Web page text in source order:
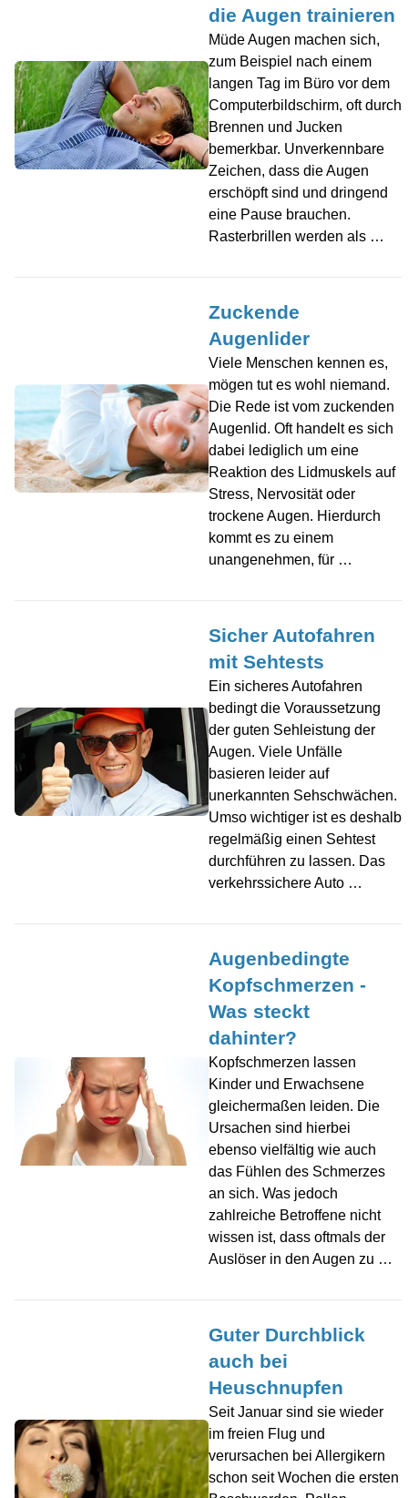
die Augen trainieren
Müde Augen machen sich,
zum Beispiel nach einem
langen Tag im Büro vor dem
Computerbildschirm, oft durch
Brennen und Jucken
bemerkbar. Unverkennbare
Zeichen, dass die Augen
erschöpft sind und dringend
eine Pause brauchen.
Rasterbrillen werden als …
Zuckende
Augenlider
Viele Menschen kennen es,
mögen tut es wohl niemand.
Die Rede ist vom zuckenden
Augenlid. Oft handelt es sich
dabei lediglich um eine
Reaktion des Lidmuskels auf
Stress, Nervosität oder
trockene Augen. Hierdurch
kommt es zu einem
unangenehmen, für …
Sicher Autofahren
mit Sehtests
Ein sicheres Autofahren
bedingt die Voraussetzung
der guten Sehleistung der
Augen. Viele Unfälle
basieren leider auf
unerkannten Sehschwächen.
Umso wichtiger ist es deshalb
regelmäßig einen Sehtest
durchführen zu lassen. Das
verkehrssichere Auto …
Augenbedingte
Kopfschmerzen -
Was steckt
dahinter?
Kopfschmerzen lassen
Kinder und Erwachsene
gleichermaßen leiden. Die
Ursachen sind hierbei
ebenso vielfältig wie auch
das Fühlen des Schmerzes
an sich. Was jedoch
zahlreiche Betroffene nicht
wissen ist, dass oftmals der
Auslöser in den Augen zu …
Guter Durchblick
auch bei
Heuschnupfen
Seit Januar sind sie wieder
im freien Flug und
verursachen bei Allergikern
schon seit Wochen die ersten